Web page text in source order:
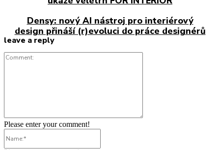
Densy: nový AI nástroj pro interiérový
design přináší (r)evoluci do práce designérů
leave a reply
Please enter your comment!